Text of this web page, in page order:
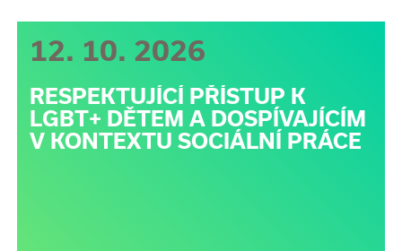
12. 10. 2026
RESPEKTUJÍCÍ PŘÍSTUP K
LGBT+ DĚTEM A DOSPÍVAJÍCÍM
V KONTEXTU SOCIÁLNÍ PRÁCE